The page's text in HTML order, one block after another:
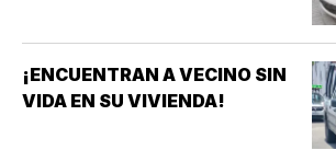
¡ENCUENTRAN A VECINO SIN
VIDA EN SU VIVIENDA!